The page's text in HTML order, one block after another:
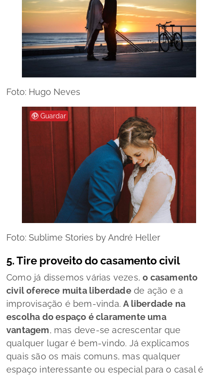
Foto: Hugo Neves
Guardar
Foto: Sublime Stories by André Heller
5. Tire proveito do casamento civil
Como já dissemos várias vezes,o casamento
civil oferece muita liberdadede ação e a
improvisação é bem-vinda.A liberdade na
escolha do espaço é claramente uma
vantagem, mas deve-se acrescentar que
qualquer lugar é bem-vindo. Já explicamos
quais são os mais comuns, mas qualquer
espaço interessante ou especial para o casal é